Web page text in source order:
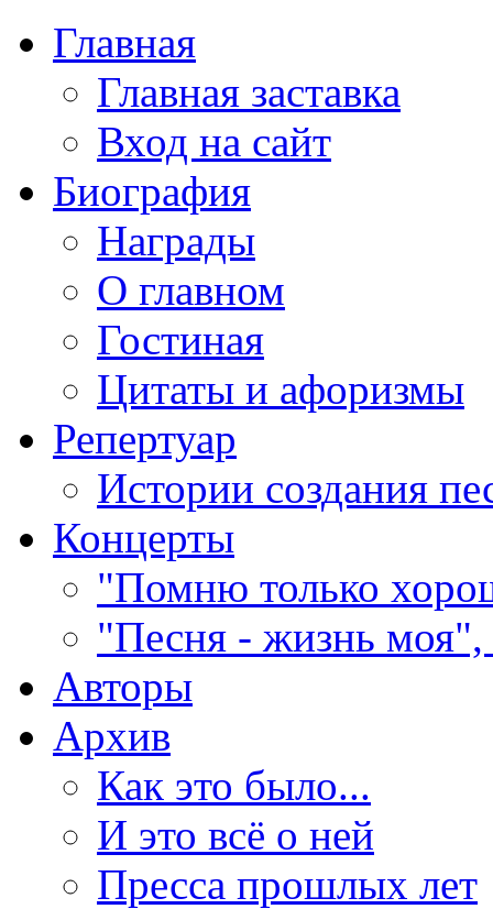
Главная
Главная заставка
Вход на сайт
Биография
Награды
О главном
Гостиная
Цитаты и афоризмы
Репертуар
Истории создания
Концерты
"Помню только
"Песня - жизнь моя",
Авторы
Архив
Как это было...
И это всё о ней
Пресса прошлых лет